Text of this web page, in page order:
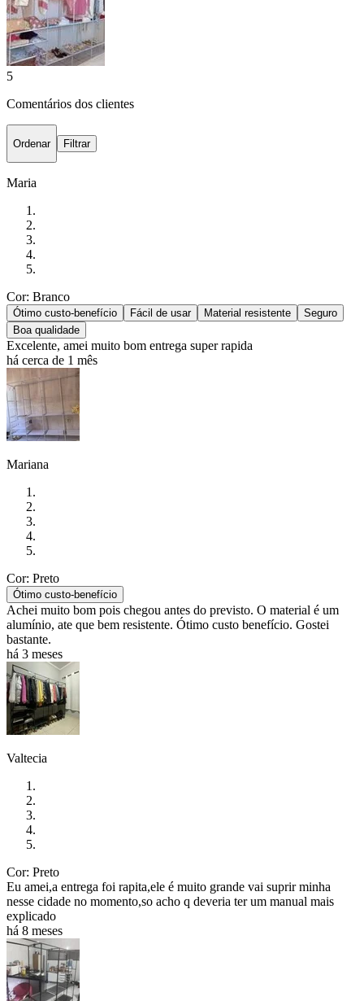
5
Comentários dos clientes
Ordenar Filtrar
Maria
Cor: Branco
Ótimo custo-benefício Fácil de usar Material resistente
Seguro
Boa qualidade
Excelente, amei muito bom entrega super rapida
há cerca de 1 mês
Mariana
Cor: Preto
Ótimo custo-benefício
Achei muito bom pois chegou antes do previsto. O material é um
alumínio, ate que bem resistente. Ótimo custo benefício. Gostei
bastante.
há 3 meses
Valtecia
Cor: Preto
Eu amei,a entrega foi rapita,ele é muito grande vai suprir minha
nesse cidade no momento,so acho q deveria ter um manual mais
explicado
há 8 meses